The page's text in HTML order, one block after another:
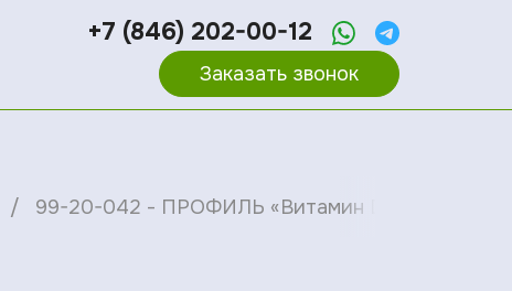
+7 (846) 202-00-12
Заказать звонок
99-20-042 - ПРОФИЛЬ «Витамин D, фосфор,